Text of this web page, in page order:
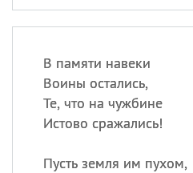
В памяти навеки
Воины остались,
Те, что на чужбине
Истово сражались!
Пусть земля им пухом,